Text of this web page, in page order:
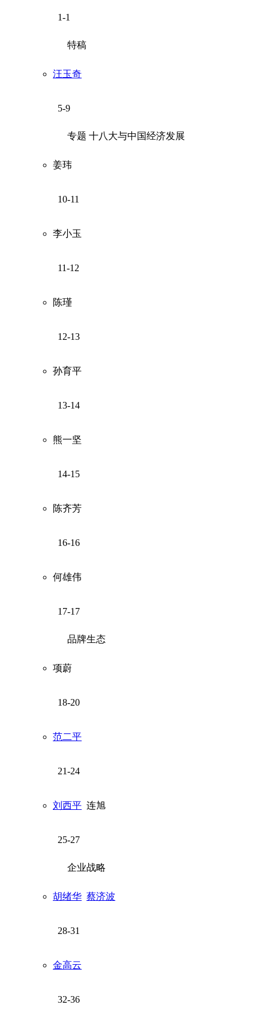
1-1
特稿
汪玉奇
5-9
专题 十八大与中国经济发展
姜玮
10-11
李小玉
11-12
陈瑾
12-13
孙育平
13-14
熊一坚
14-15
陈齐芳
16-16
何雄伟
17-17
品牌生态
项蔚
18-20
范二平
21-24
刘西平 连旭
25-27
企业战略
胡绪华 蔡济波
28-31
金高云
32-36